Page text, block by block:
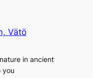
Vätö
in ancient
you